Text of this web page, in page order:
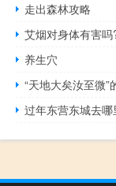
走出森林攻略
艾烟对身体有害
养生穴
“天地大矣汝至微”
过年东营东城去哪